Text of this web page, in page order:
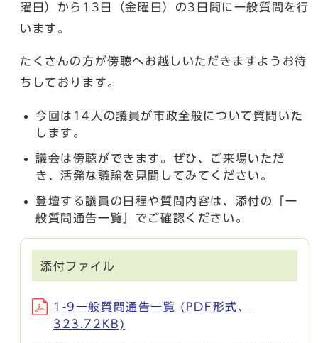
曜日）から13日（金曜日）の3日間に一般質問を行
います。
たくさんの方が傍聴へお越しいただきますようお待
ちしております。
今回は14人の議員が市政全般について質問いた
します。
議会は傍聴ができます。ぜひ、ご来場いただ
き、活発な議論を見聞してみてください。
登壇する議員の日程や質問内容は、添付の「一
般質問通告一覧」でご確認ください。
添付ファイル
1-9一般質問通告一覧 (PDF形式、
323.72KB)